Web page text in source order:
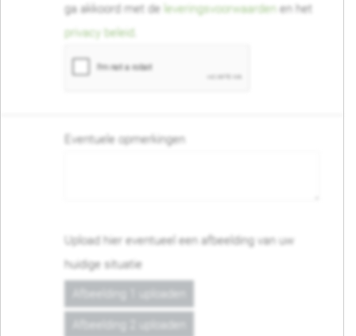
ga akkoord met de leveringsvoorwaarden en het
privacy beleid
Eventuele opmerkingen
Upload hier eventueel een afbeelding van uw
huidige situatie